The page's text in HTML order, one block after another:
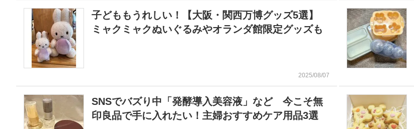
子どももうれしい！【大阪・関西万博グッズ5選】
ミャクミャクぬいぐるみやオランダ館限定グッズも
2025/08/07
SNSでバズり中「発酵導入美容液」など 今こそ無
印良品で手に入れたい！主婦おすすめケア用品3選